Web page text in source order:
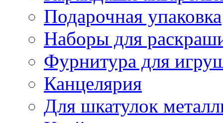
Подарочная упаковка
Наборы для
Фурнитура для
Канцелярия
Для шкатулок